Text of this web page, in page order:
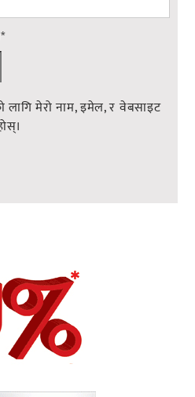
*
लागि मेरो नाम, इमेल, र वेबसाइट